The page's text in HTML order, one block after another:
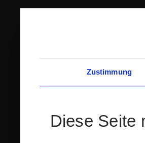
Zustimmung
Diese Seite